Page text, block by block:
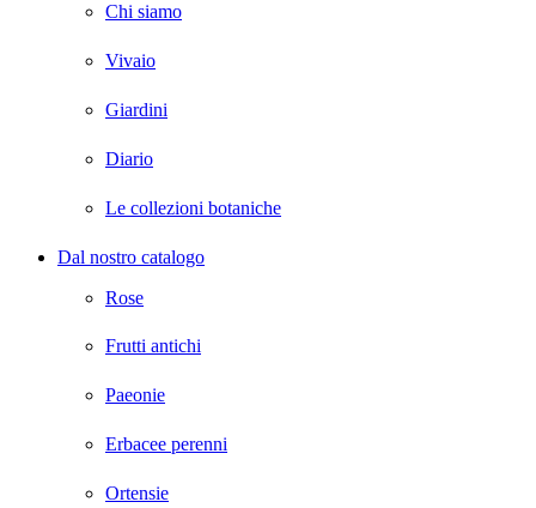
Chi siamo
Vivaio
Giardini
Diario
Le collezioni botaniche
Dal nostro catalogo
Rose
Frutti antichi
Paeonie
Erbacee perenni
Ortensie